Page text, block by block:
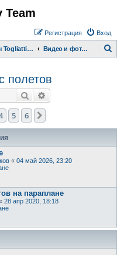
Team
Вход
Регистрация
Форумы Togliatti Fly Team Видео и фото с полетов
полетов
Поиск
5 6
« 04 май 2026, 23:20
на параплане
28 апр 2020, 18:18